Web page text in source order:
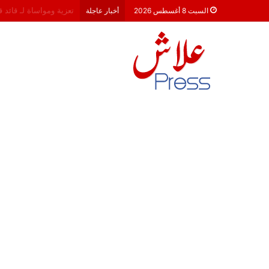
السبت 8 أغسطس 2026 أخبار عاجلة هشام جناح: من تألق